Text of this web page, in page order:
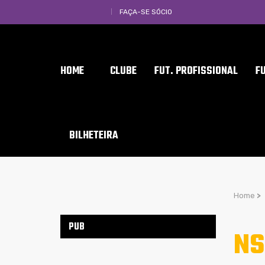
FAÇA-SE SÓCIO
HOME CLUBE FUT. PROFISSIONAL
BILHETEIRA
Home >
PUB